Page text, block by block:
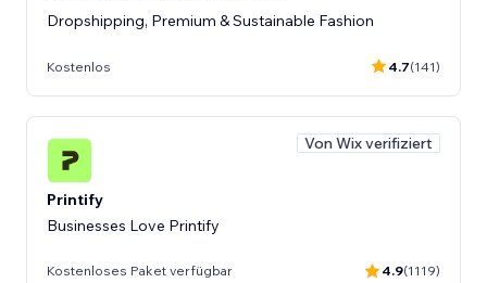
Dropshipping, Premium & Sustainable Fashion
Kostenlos 4.7(141)
Von Wix verifiziert
Printify
Businesses Love Printify
Kostenloses Paket verfügbar 4.9(1119)